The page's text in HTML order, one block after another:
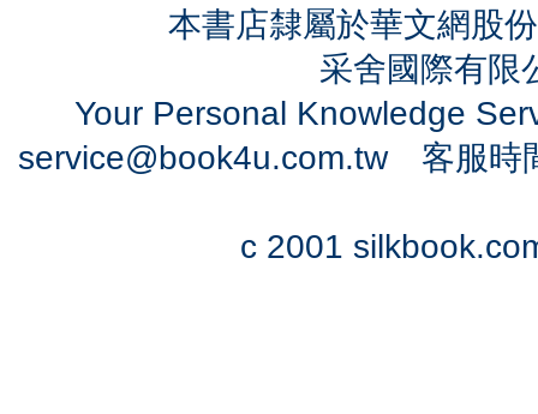
本書店隸屬於華文網股
采舍國際有
Your Personal Knowledge
service@book4u.com.tw客服時
c 2001